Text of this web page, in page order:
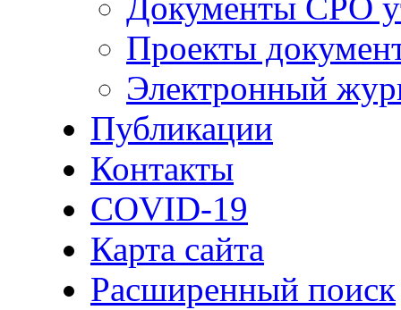
Документы СРО
Проекты
Электронный
Публикации
Контакты
COVID-19
Карта сайта
Расширенный поиск